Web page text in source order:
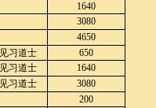
1640
3080
4650
见习道士
650
见习道士
1640
见习道士 3080
200